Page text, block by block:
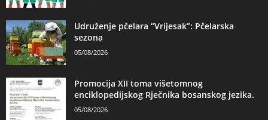
Udruženje pčelara “Vrijesak”: Pčelarska
sezona
05/08/2026
Promocija XII toma višetomnog
enciklopedijskog Rječnika bosanskog jezika.
05/08/2026